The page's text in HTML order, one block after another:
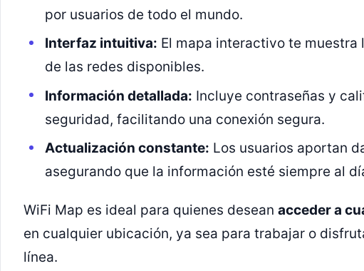
por usuarios de todo el mundo.
Interfaz intuitiva: El mapa interactivo te
de las redes disponibles.
Información detallada: Incluye contraseñas y
seguridad, facilitando una conexión segura.
Actualización constante: Los usuarios aportan
asegurando que la información esté siempre al
WiFi Map es ideal para quienes desean acceder a
en cualquier ubicación, ya sea para trabajar o
línea.